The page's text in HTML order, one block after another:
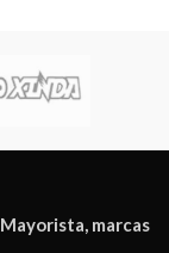
marcas